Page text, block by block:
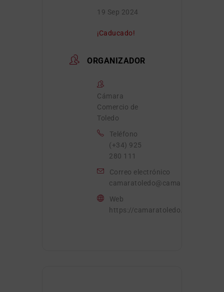
19 Sep 2024
¡Caducado!
ORGANIZADOR
Cámara
Comercio de
Toledo
Teléfono
(+34) 925
280 111
Correo electrónico
Web
https://camaratoledo.com